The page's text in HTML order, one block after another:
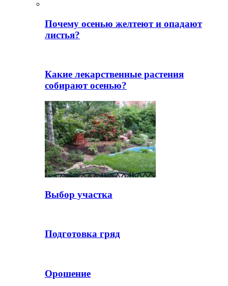
Почему осенью желтеют и опадают
листья?
Какие лекарственные растения
собирают осенью?
Выбор участка
Подготовка гряд
Орошение